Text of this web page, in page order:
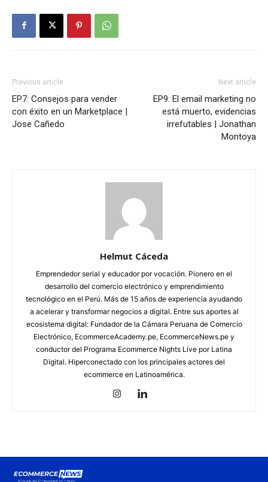
Previous article
EP7: Consejos para vender
con éxito en un Marketplace |
Jose Cañedo
Next article
EP9: El email marketing no
está muerto, evidencias
irrefutables | Jonathan
Montoya
Helmut Cáceda
Emprendedor serial y educador por vocación. Pionero en el
desarrollo del comercio electrónico y emprendimiento
tecnológico en el Perú. Más de 15 años de experiencia ayudando
a acelerar y transformar negocios a digital. Entre sus aportes al
ecosistema digital: Fundador de la Cámara Peruana de Comercio
Electrónico, EcommerceAcademy.pe, EcommerceNews.pe y
conductor del Programa Ecommerce Nights Live por Latina
Digital. Hiperconectado con los principales actores del
ecommerce en Latinoamérica.